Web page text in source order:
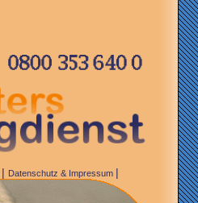
| Datenschutz & Impressum |